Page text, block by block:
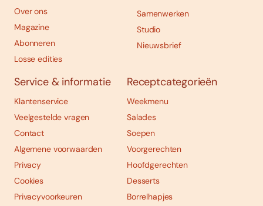
Over ons
Magazine
Abonneren
Losse edities
Samenwerken
Studio
Nieuwsbrief
Service & informatie
Klantenservice
Veelgestelde vragen
Contact
Algemene voorwaarden
Privacy
Cookies
Privacyvoorkeuren
Receptcategorieën
Weekmenu
Salades
Soepen
Voorgerechten
Hoofdgerechten
Desserts
Borrelhapjes